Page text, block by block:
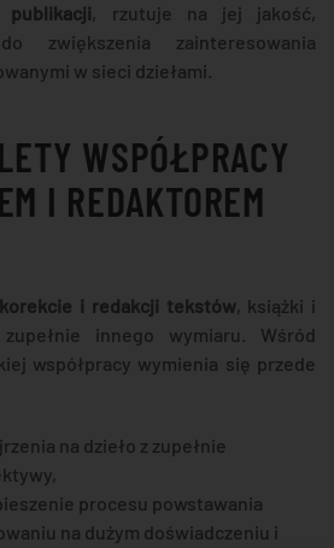
publikacji, rzutuje na jej jakość,
zwiększenia zainteresowania
w sieci dziełami.
WSPÓŁPRACY
I REDAKTOREM
korekcie i redakcji tekstów, książki i
innego wymiaru. Wśród
współpracy wymienia się przede
na dzieło z zupełnie
procesu powstawania
na dużym doświadczeniu i